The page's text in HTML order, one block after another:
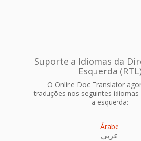
Suporte a Idiomas da
Esquerda (RTL)
O Online Doc Translator
traduções nos seguintes idiomas
a esquerda:
Árabe
عربى